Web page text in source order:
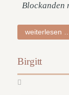
Blockanden
weiterlesen
Birgitt